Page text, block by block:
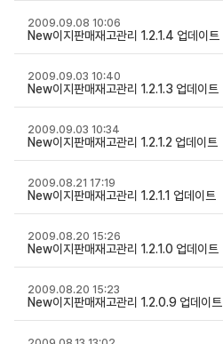
New이지판매재고관리 1.2.1.4 업데이트
2009.09.08 10:06
New이지판매재고관리 1.2.1.3 업데이트
2009.09.03 10:40
New이지판매재고관리 1.2.1.2 업데이트
2009.09.03 10:34
New이지판매재고관리 1.2.1.1 업데이트
2009.08.21 17:19
New이지판매재고관리 1.2.1.0 업데이트
2009.08.20 15:26
New이지판매재고관리 1.2.0.9 업데이트
2009.08.20 15:23